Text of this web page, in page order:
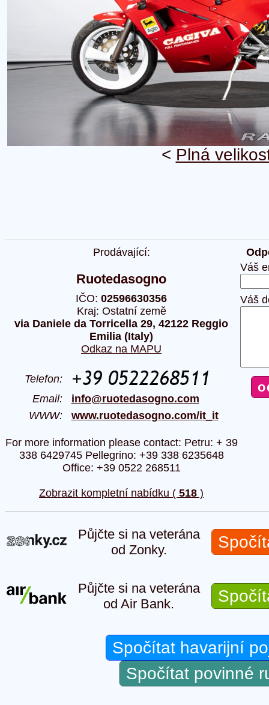
< Plná
Prodávající:
Ruotedasogno
IČO: 02596630356
Kraj: Ostatní země
via Daniele da Torricella 29, 42122 Reggio
Emilia (Italy)
Odkaz na MAPU
Telefon:
Email: info@ruotedasogno.com
WWW: www.ruotedasogno.com/it_it
For more information please contact: Petru: + 39
338 6429745 Pellegrino: +39 338 6235648
Office: +39 0522 268511
Zobrazit kompletní nabídku ( 518 )
Váš
Váš
Půjčte si na veterána
od Zonky.
Půjčte si na veterána
od Air Bank.
Spočítat havarijní
Spočítat povinné